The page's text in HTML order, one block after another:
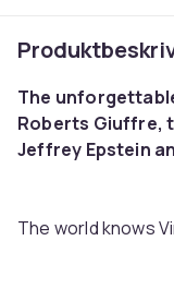
The
Roberts Giuffre,
Jeffrey Epstein
The world knows